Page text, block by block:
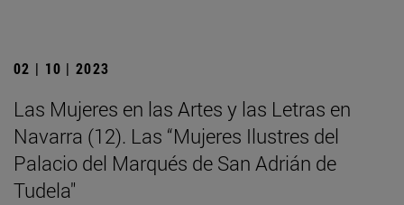
02 | 10 | 2023
Las Mujeres en las Artes y las Letras en
Navarra (12). Las “Mujeres Ilustres del
Palacio del Marqués de San Adrián de
Tudela"